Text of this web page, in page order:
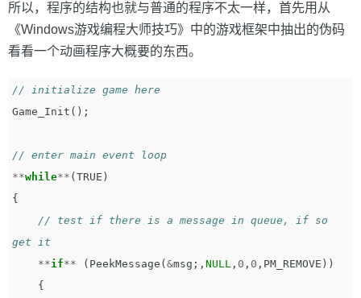
所以，程序的结构也就与普通的程序不太一样，首先用从
《Windows游戏编程大师技巧》中的游戏框架中抽出的伪码
看看一个动画程序大概要的东西。
// initialize game here
Game_Init ();
// enter main event loop
**while** ( TRUE )
{
// test if there is a message in queue, if so
get it
**if** ( PeekMessage ( &msg ;, NULL , 0 , 0 , PM_REMOVE ))
{